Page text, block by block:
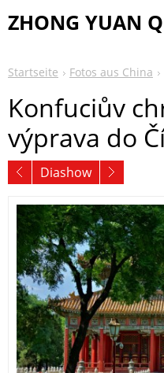
ZHONG YUAN
Startseite Fotos aus China
Konfuciův
výprava do
Diashow